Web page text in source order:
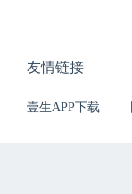
友情链接
壹生APP下载